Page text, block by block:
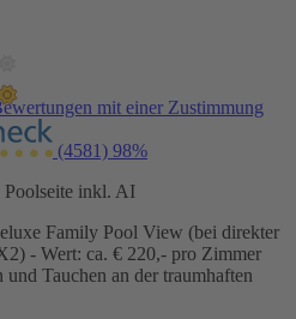
mit einer Zustimmung
(4581) 98%
inkl. AI
Family Pool View (bei direkter
- Wert: ca. € 220,- pro Zimmer
Tauchen an der traumhaften